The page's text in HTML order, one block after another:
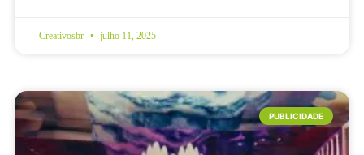
Creativosbr julho 11, 2025
PUBLICIDADE